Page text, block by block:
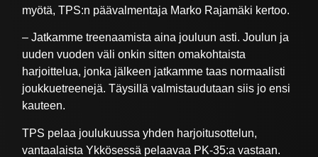
myötä, TPS:n päävalmentaja Marko Rajamäki kertoo.
– Jatkamme treenaamista aina jouluun asti. Joulun ja
uuden vuoden väli onkin sitten omakohtaista
harjoittelua, jonka jälkeen jatkamme taas normaalisti
joukkuetreenejä. Täysillä valmistaudutaan siis jo ensi
kauteen.
TPS pelaa joulukuussa yhden harjoitusottelun,
vantaalaista Ykkösessä pelaavaa PK-35:a vastaan.